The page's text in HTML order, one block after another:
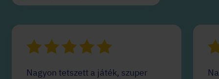
Nagyon tetszett a játék, szuper